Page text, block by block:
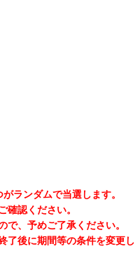
ランダムで当選します。
認ください。
、予めご了承ください。
了後に期間等の条件を変更し